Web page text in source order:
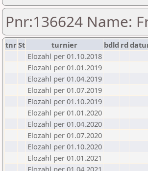
Pnr:136624 Name:
tnrSt turnier bdld rd
Elozahl per 01.10.2018
Elozahl per 01.01.2019
Elozahl per 01.04.2019
Elozahl per 01.07.2019
Elozahl per 01.10.2019
Elozahl per 01.01.2020
Elozahl per 01.04.2020
Elozahl per 01.07.2020
Elozahl per 01.10.2020
Elozahl per 01.01.2021
Elozahl per 01.04.2021